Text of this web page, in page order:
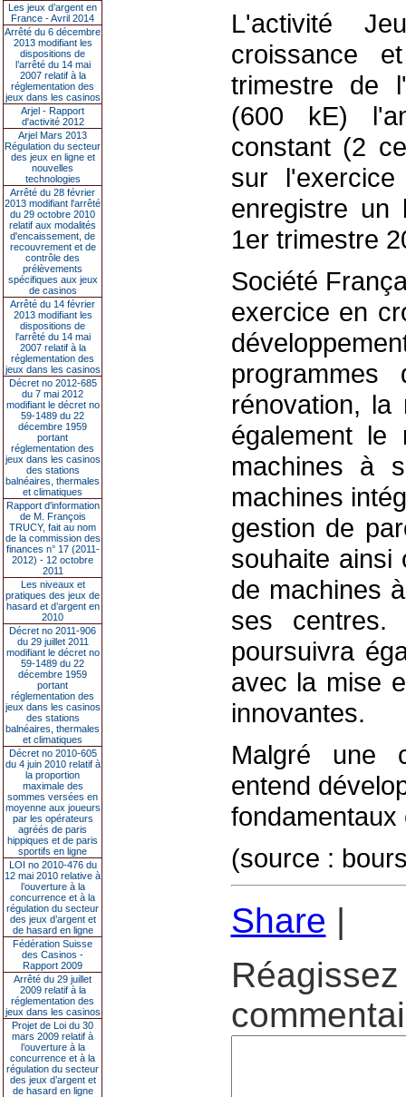
Les jeux d’argent en
France - Avril 2014
Arrêté du 6 décembre
2013 modifiant les
dispositions de
l’arrêté du 14 mai
2007 relatif à la
réglementation des
jeux dans les casinos
Arjel - Rapport
d'activité 2012
Arjel Mars 2013
Régulation du secteur
des jeux en ligne et
nouvelles
technologies
Arrêté du 28 février
2013 modifiant l'arrêté
du 29 octobre 2010
relatif aux modalités
d'encaissement, de
recouvrement et de
contrôle des
prélèvements
spécifiques aux jeux
de casinos
Arrêté du 14 février
2013 modifiant les
dispositions de
l'arrêté du 14 mai
2007 relatif à la
réglementation des
jeux dans les casinos
Décret no 2012-685
du 7 mai 2012
modifiant le décret no
59-1489 du 22
décembre 1959
portant
réglementation des
jeux dans les casinos
des stations
balnéaires, thermales
et climatiques
Rapport d'information
de M. François
TRUCY, fait au nom
de la commission des
finances n° 17 (2011-
2012) - 12 octobre
2011
Les niveaux et
pratiques des jeux de
hasard et d’argent en
2010
Décret no 2011-906
du 29 juillet 2011
modifiant le décret no
59-1489 du 22
décembre 1959
portant
réglementation des
jeux dans les casinos
des stations
balnéaires, thermales
et climatiques
Décret no 2010-605
du 4 juin 2010 relatif à
la proportion
maximale des
sommes versées en
moyenne aux joueurs
par les opérateurs
agréés de paris
hippiques et de paris
sportifs en ligne
LOI no 2010-476 du
12 mai 2010 relative à
l’ouverture à la
concurrence et à la
régulation du secteur
des jeux d’argent et
de hasard en ligne
Fédération Suisse
des Casinos -
Rapport 2009
Arrêté du 29 juillet
2009 relatif à la
réglementation des
jeux dans les casinos
Projet de Loi du 30
mars 2009 relatif à
l’ouverture à la
concurrence et à la
régulation du secteur
des jeux d’argent et
de hasard en ligne
L'activité
croissance
trimestre de
(600 kE)
constant (2
sur
enregistre un
1er trimestre
Société
exercice en
programmes
rénovation,
également le
machines à
machines
gestion de
souhaite ainsi
de machines
ses centres.
poursuivra
avec la mise
innovantes.
Malgré une
entend
(source :
Share |